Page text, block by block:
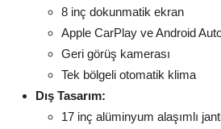
8 inç dokunmatik ekran
Apple CarPlay ve Android
Geri görüş kamerası
Tek bölgeli otomatik klima
Dış Tasarım:
17 inç alüminyum alaşımlı